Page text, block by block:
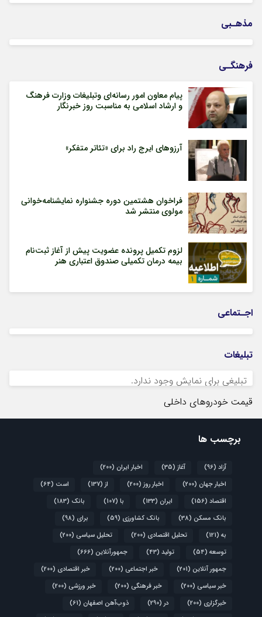
مذهـبی
فرهنگـی
پیام معاون امور رسانه‌ای وتبلیغات وزارت فرهنگ
و ارشاد اسلامی به مناسبت روز خبرنگار
آرزوهای ایرج راد برای «تئاتر متفکر»
فراخوان هشتمین دوره جشنواره نمایشنامه‌خوانی
مولوی منتشر شد
لزوم تکمیل پرونده عضویت پیش از آغاز ثبت‌نام
بیمه درمان تکمیلی صندوق اعتباری هنر
اجـتماعی
تبلیغات
تبلیغی برای نمایش وجود ندارد.
قیمت خودروهای داخلی
برچسب ها
آزاد (96) آغاز (35) اخبار ایران (200)
اخبار جهان (200) اخبار روز (200) از (137) است (64)
اقتصاد (156) ایران (133) با (107) بانک (183)
بانک مسکن (38) بانک کشاورزی (59) برای (98)
به (121) تحلیل اقتصادی (200) تحلیل سیاسی (200)
توسعه (54) تولید (43) جمهورآنلاین (666)
جمهور آنلاین (201) خبر اجتماعی (200) خبر اقتصادی (200)
خبر سیاسی (200) خبر فرهنگی (200) خبر ورزشی (200)
خبرگزاری (200) در (290) ذوب‌آهن اصفهان (61)